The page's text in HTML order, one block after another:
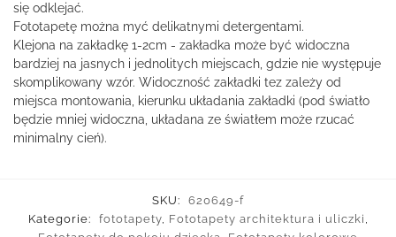
się odklejać.
Fototapetę można myć delikatnymi detergentami.
Klejona na zakładkę 1-2cm - zakładka może być widoczna
bardziej na jasnych i jednolitych miejscach, gdzie nie występuje
skomplikowany wzór. Widoczność zakładki tez zależy od
miejsca montowania, kierunku układania zakładki (pod światło
będzie mniej widoczna, układana ze światłem może rzucać
minimalny cień).
SKU:
620649-f
Kategorie:
fototapety, Fototapety architektura i uliczki ,